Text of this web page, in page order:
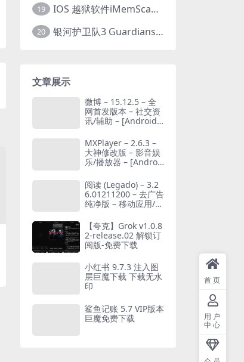
19 IOS 越狱软件iMemScan version1.2.6 游戏内存修改器
20 银河护卫队3 Guardians of the Galaxy Vol. 3 (2023)4K高清资源1080p只分享精品
文章展示
微博 – 15.12.5 – 全
网首发版本 – 社交资
讯/辅助 – [Android]
MXPlayer – 2.6.3 –
大神修改版 – 影音娱
乐/播放器 – [Androi
盘]
阅读 (Legado) – 3.2
6.01211200 – 去广告
纯净版 – 移动应用/阅
网盘/迅雷网盘]
【夸克】Grok v1.0.8
2-release.02 解锁订
阅版-免费下载
小红书 9.7.3 注入图
层巨魔下载 下载无水
印
鲨鱼记账 5.7 VIP版本
巨魔免费下载
首页
用户
中心